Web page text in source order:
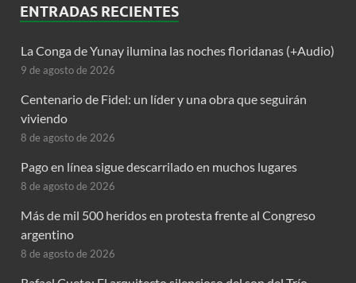
ENTRADAS RECIENTES
La Conga de Yunay ilumina las noches floridanas (+Audio)
9 de agosto de 2026
Centenario de Fidel: un líder y una obra que seguirán
viviendo
8 de agosto de 2026
Pago en línea sigue descarrilado en muchos lugares
8 de agosto de 2026
Más de mil 500 heridos en protesta frente al Congreso
argentino
8 de agosto de 2026